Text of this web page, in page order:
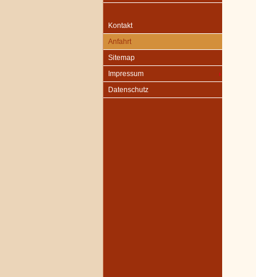
Kontakt
Anfahrt
Sitemap
Impressum
Datenschutz